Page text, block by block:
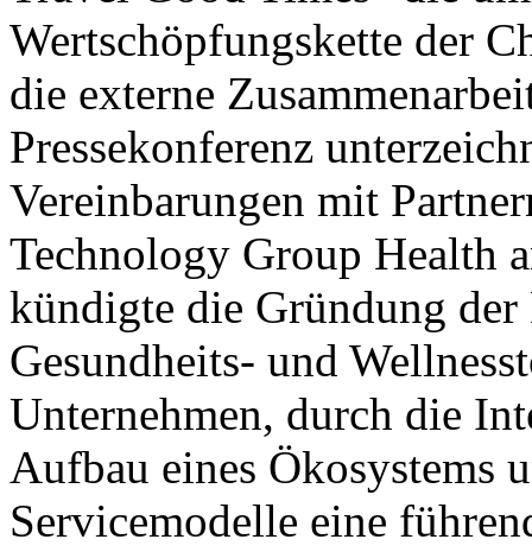
Wertschöpfungskette der
die externe
Pressekonferenz
Vereinbarungen mit
Technology Group Health
kündigte die Gründung
Gesundheits- und
Unternehmen, durch die
Aufbau eines
Servicemodelle eine